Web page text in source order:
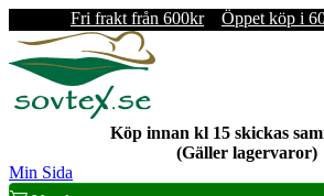
Fri frakt från 600kr Öppet köp i
Köp innan kl 15 skickas
(Gäller lagervaror)
Min Sida